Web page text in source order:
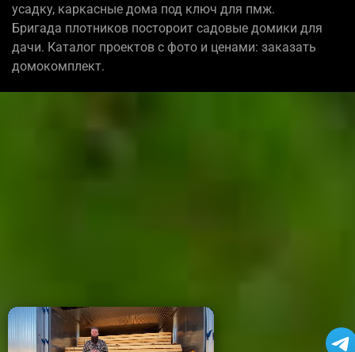
усадку, каркасные дома под ключ для пмж.
Бригада плотников постороит садовые домики для
дачи. Каталог проектов с фото и ценами: заказать
домокомплект.